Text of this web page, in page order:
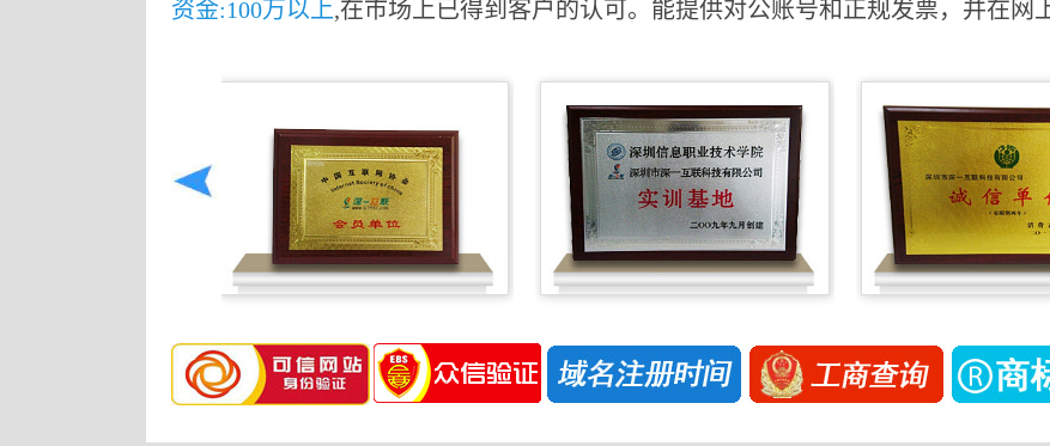
资金:100万以上,在市场上已得到客户的认可。能提供对公账号和正规发票，并在网